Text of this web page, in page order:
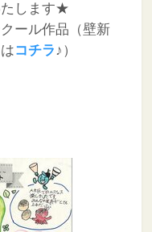
たします★
ール作品（壁新
コチラ♪）